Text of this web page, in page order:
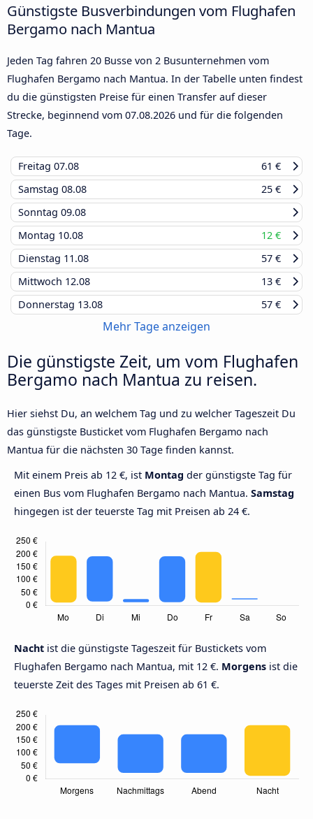
Günstigste Busverbindungen vom Flughafen
Bergamo nach Mantua
Jeden Tag fahren 20 Busse von 2 Busunternehmen vom
Flughafen Bergamo nach Mantua. In der Tabelle unten findest
du die günstigsten Preise für einen Transfer auf dieser
Strecke, beginnend vom 07.08.2026 und für die folgenden
Tage.
Freitag 07.08
61 €
Samstag 08.08
25 €
Sonntag 09.08
Montag 10.08
12 €
Dienstag 11.08
57 €
Mittwoch 12.08
13 €
Donnerstag 13.08 57 €
Mehr Tage anzeigen
Die günstigste Zeit, um vom Flughafen
Bergamo nach Mantua zu reisen.
Hier siehst Du, an welchem Tag und zu welcher Tageszeit Du
das günstigste Busticket vom Flughafen Bergamo nach
Mantua für die nächsten 30 Tage finden kannst.
Mit einem Preis ab 12 €, ist Montag der günstigste Tag für
einen Bus vom Flughafen Bergamo nach Mantua. Samstag
hingegen ist der teuerste Tag mit Preisen ab 24 €.
Nacht ist die günstigste Tageszeit für Bustickets vom
Flughafen Bergamo nach Mantua, mit 12 €. Morgens ist die
teuerste Zeit des Tages mit Preisen ab 61 €.